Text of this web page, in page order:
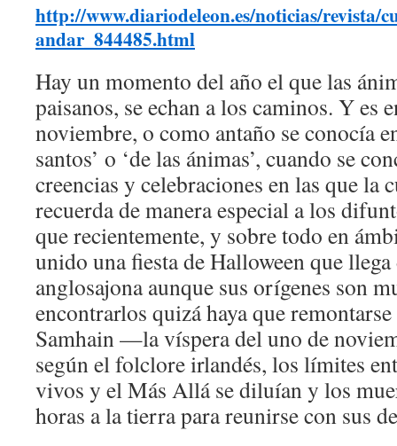
http://www.diariodeleon.es/noticias/revista/
andar_844485.html
Hay un momento del año el que las
paisanos, se echan a los caminos. Y es
noviembre, o como antaño se conocía
santos’ o ‘de las ánimas’, cuando se
creencias y celebraciones en las que la
recuerda de manera especial a los
que recientemente, y sobre todo en
unido una fiesta de Halloween que
anglosajona aunque sus orígenes son
encontrarlos quizá haya que
Samhain —la víspera del uno de
según el folclore irlandés, los límites
vivos y el Más Allá se diluían y los
horas a la tierra para reunirse con sus